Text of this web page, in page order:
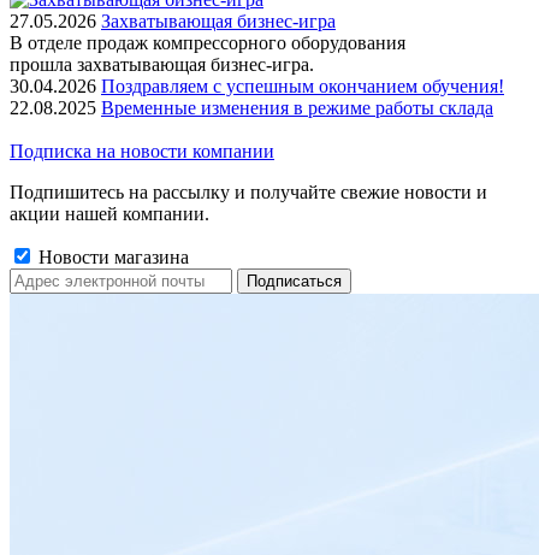
27.05.2026 Захватывающая бизнес-игра
В отделе продаж компрессорного оборудования
прошла захватывающая бизнес-игра.
30.04.2026 Поздравляем с успешным окончанием обучения!
22.08.2025 Временные изменения в режиме работы склада
Подписка на новости компании
Подпишитесь на рассылку и получайте свежие новости и
акции нашей компании.
Новости магазина